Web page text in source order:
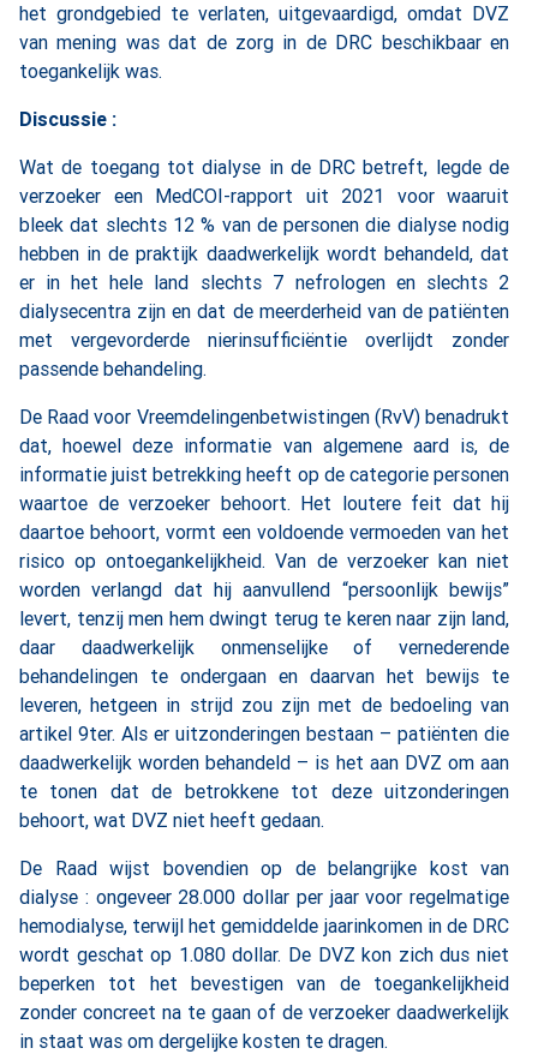
het grondgebied te verlaten, uitgevaardigd, omdat DVZ
van mening was dat de zorg in de DRC beschikbaar en
toegankelijk was.
Discussie :
Wat de toegang tot dialyse in de DRC betreft, legde de
verzoeker een MedCOI-rapport uit 2021 voor waaruit
bleek dat slechts 12 % van de personen die dialyse nodig
hebben in de praktijk daadwerkelijk wordt behandeld, dat
er in het hele land slechts 7 nefrologen en slechts 2
dialysecentra zijn en dat de meerderheid van de patiënten
met vergevorderde nierinsufficiëntie overlijdt zonder
passende behandeling.
De Raad voor Vreemdelingenbetwistingen (RvV) benadrukt
dat, hoewel deze informatie van algemene aard is, de
informatie juist betrekking heeft op de categorie personen
waartoe de verzoeker behoort. Het loutere feit dat hij
daartoe behoort, vormt een voldoende vermoeden van het
risico op ontoegankelijkheid. Van de verzoeker kan niet
worden verlangd dat hij aanvullend “persoonlijk bewijs”
levert, tenzij men hem dwingt terug te keren naar zijn land,
daar daadwerkelijk onmenselijke of vernederende
behandelingen te ondergaan en daarvan het bewijs te
leveren, hetgeen in strijd zou zijn met de bedoeling van
artikel 9ter. Als er uitzonderingen bestaan – patiënten die
daadwerkelijk worden behandeld – is het aan DVZ om aan
te tonen dat de betrokkene tot deze uitzonderingen
behoort, wat DVZ niet heeft gedaan.
De Raad wijst bovendien op de belangrijke kost van
dialyse : ongeveer 28.000 dollar per jaar voor regelmatige
hemodialyse, terwijl het gemiddelde jaarinkomen in de DRC
wordt geschat op 1.080 dollar. De DVZ kon zich dus niet
beperken tot het bevestigen van de toegankelijkheid
zonder concreet na te gaan of de verzoeker daadwerkelijk
in staat was om dergelijke kosten te dragen.